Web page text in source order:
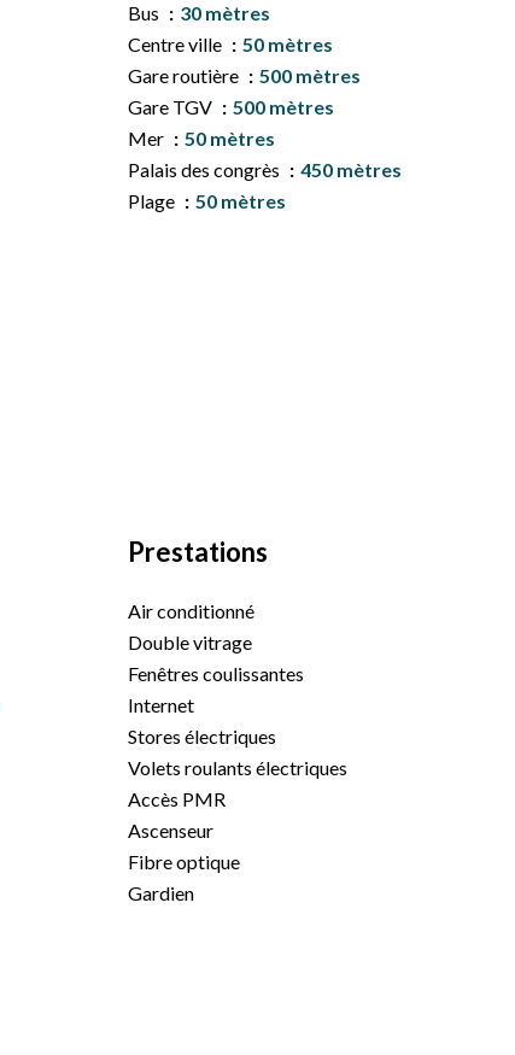
Bus
30 mètres
Centre ville
50 mètres
Gare routière
500 mètres
Gare TGV
500 mètres
Mer
50 mètres
Palais des congrès
450 mètres
Plage
50 mètres
Prestations
Air conditionné
Double vitrage
Fenêtres coulissantes
Internet
Stores électriques
Volets roulants électriques
Accès PMR
Ascenseur
Fibre optique
Gardien